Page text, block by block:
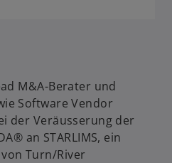
M&A-Berater und
Software Vendor
der Veräusserung der
an STARLIMS, ein
Turn/River